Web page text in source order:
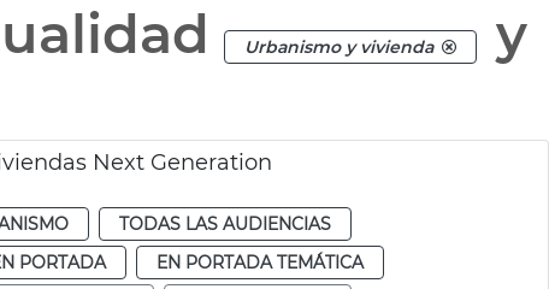
Urbanismo y vivienda
y
Next Generation
TODAS LAS AUDIENCIAS
PORTADA
EN PORTADA TEMÁTICA